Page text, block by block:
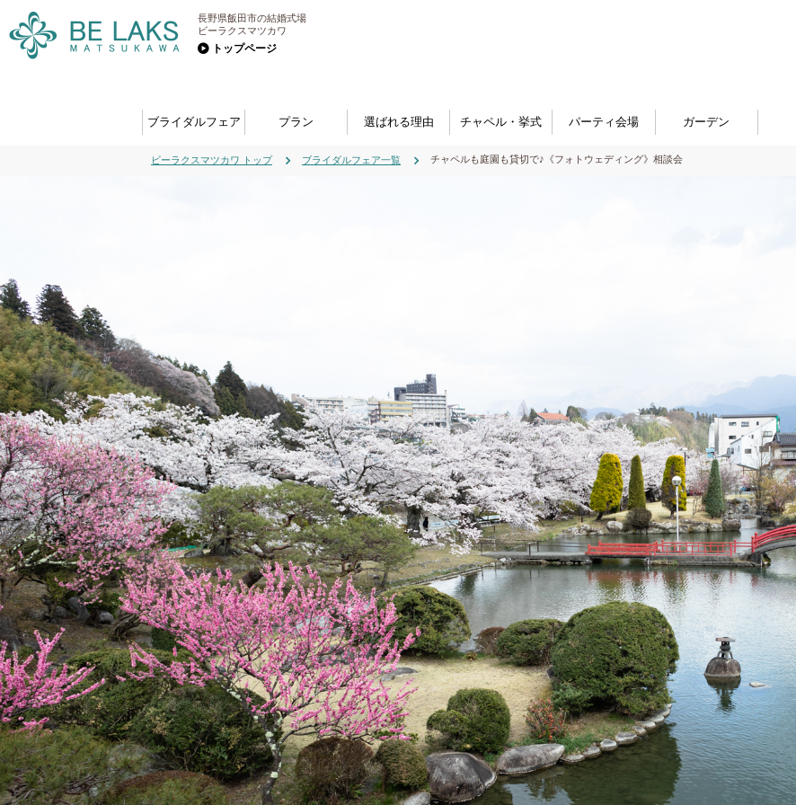
長野県飯田市の結婚式場
ビーラクスマツカワ
トップページ
ブライダルフェア プラン 選ばれる理由 チャペル・挙式 パーティ会場 ガーデン
ビーラクスマツカワ トップ ブライダルフェア一覧 チャペルも庭園も貸切で♪《フォトウェディング》相談会